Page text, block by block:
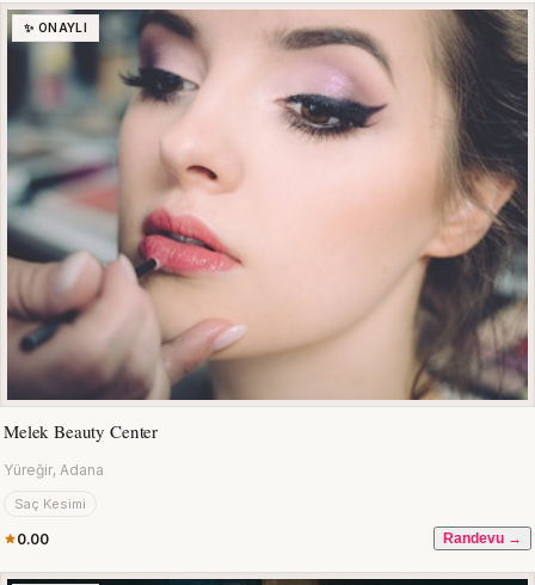
✨ ONAYLI
Melek Beauty Center
Yüreğir, Adana
Saç Kesimi
0.00 Randevu →